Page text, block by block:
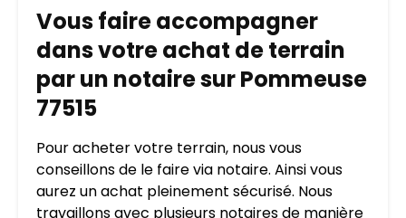
Vous faire accompagner
dans votre achat de terrain
par un notaire sur Pommeuse
77515
Pour acheter votre terrain, nous vous
conseillons de le faire via notaire. Ainsi vous
aurez un achat pleinement sécurisé. Nous
travaillons avec plusieurs notaires de manière